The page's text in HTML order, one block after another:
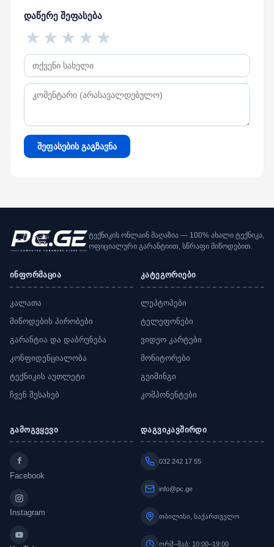
დაწერე შეფასება
★
★
★
★
★
შეფასების გაგზავნა
ტექნიკის ონლაინ მაღაზია — 100% ახალი ტექნიკა,
ოფიციალური გარანტიით, სწრაფი მიწოდებით.
ინფორმაცია
კალათა
მიწოდების პირობები
გარანტია და დაბრუნება
კონფიდენციალობა
ტექნიკის აუთლეტი
ჩვენ შესახებ
კატეგორიები
ლეპტოპები
ტელეფონები
ვიდეო კარტები
მონიტორები
გეიმინგი
კომპონენტები
გამოგვყევი
Facebook
Instagram
დაგვიკავშირდი
032 242 17 55
info@pc.ge
თბილისი, საქართველო
ორშ–შაბ: 10:00–19:00